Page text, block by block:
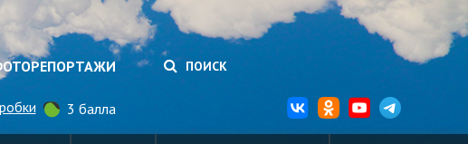
ПОИСК
3 балла